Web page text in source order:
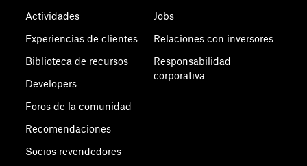
Actividades
Experiencias de clientes
Biblioteca de recursos
Developers
Foros de la comunidad
Recomendaciones
Socios revendedores
Jobs
Relaciones con inversores
Responsabilidad
corporativa